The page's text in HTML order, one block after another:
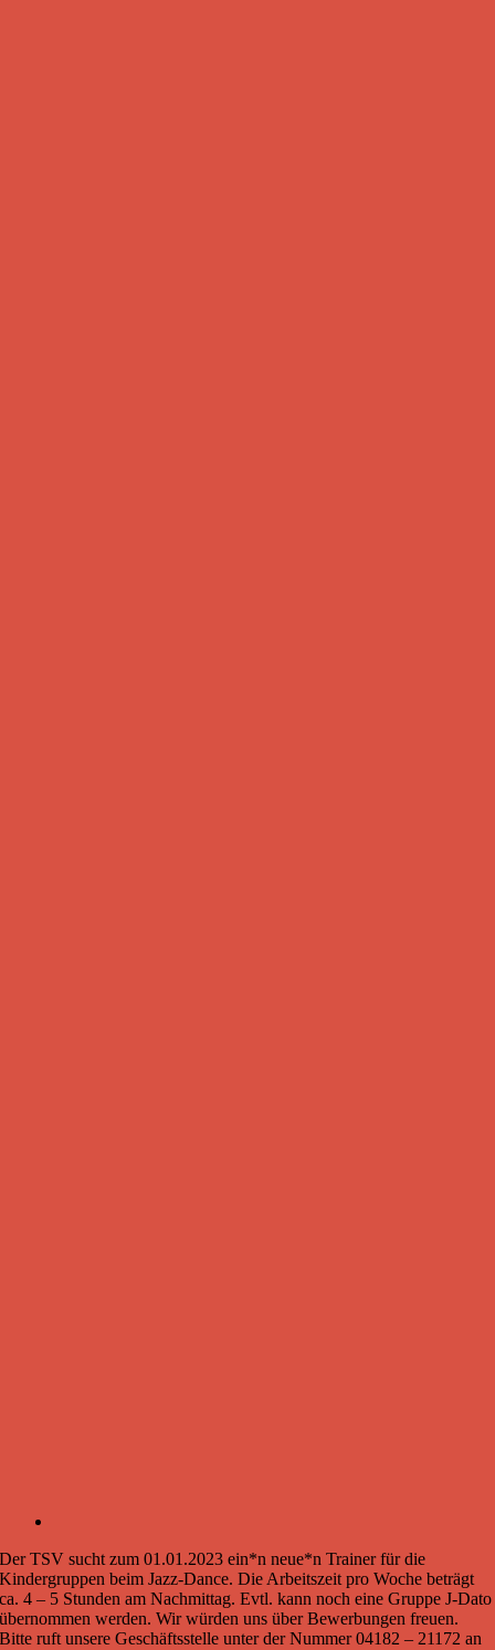
Der TSV sucht zum 01.01.2023 ein*n neue*n Trainer für die
Kindergruppen beim Jazz-Dance. Die Arbeitszeit pro Woche beträgt
ca. 4 – 5 Stunden am Nachmittag. Evtl. kann noch eine Gruppe J-Dato
übernommen werden. Wir würden uns über Bewerbungen freuen.
Bitte ruft unsere Geschäftsstelle unter der Nummer 04182 – 21172 an